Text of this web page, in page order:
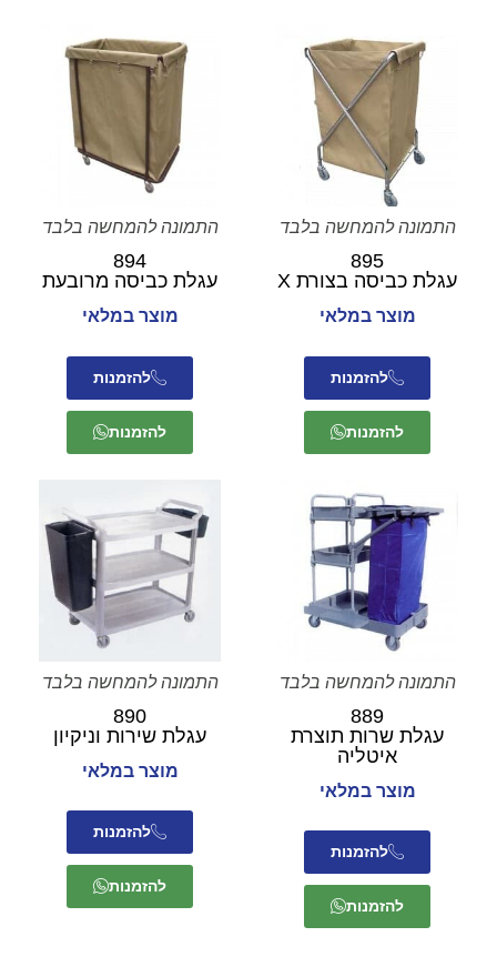
התמונה להמחשה בלבד
895
עגלת כביסה בצורת X
מוצר במלאי
להזמנות
להזמנות
התמונה להמחשה בלבד
894
עגלת כביסה מרובעת
מוצר במלאי
להזמנות
להזמנות
התמונה להמחשה בלבד
889
עגלת שרות תוצרת
איטליה
מוצר במלאי
להזמנות
להזמנות
התמונה להמחשה בלבד
890
עגלת שירות וניקיון
מוצר במלאי
להזמנות
להזמנות